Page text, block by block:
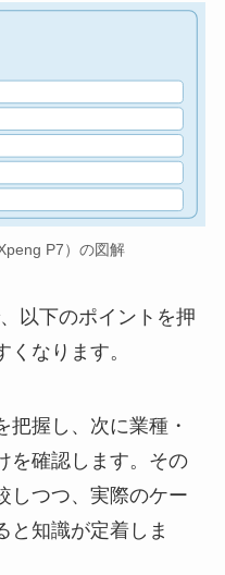
P7）の図解
以下のポイントを押
なります。
把握し、次に業種・
を確認します。その
しつつ、実際のケー
と知識が定着しま